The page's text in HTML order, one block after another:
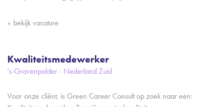
bekijk vacature
Kwaliteitsmedewerker
's-Gravenpolder - Nederland Zuid
Voor onze cliënt, is Green Career Consult op zoek naar een: